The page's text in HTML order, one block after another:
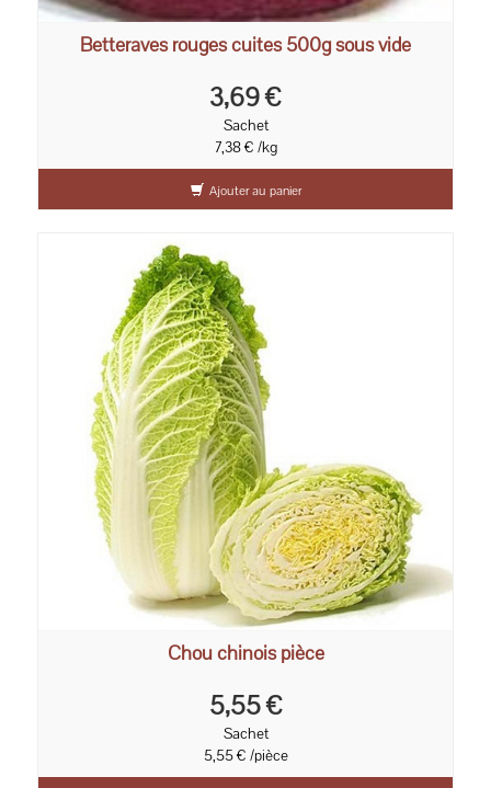
Betteraves rouges cuites 500g sous vide
3,69 €
Sachet
7,38 € /kg
Ajouter au panier
Chou chinois pièce
5,55 €
Sachet
5,55 € /pièce